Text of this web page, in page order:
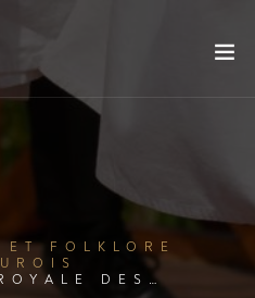
FOLKLORE
DES…